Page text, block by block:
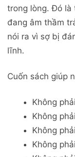
trong lòng. Đó là
đang âm thầm
nói ra vì sợ bị
lĩnh.
Cuốn sách giúp
Không
Không
Không
Không